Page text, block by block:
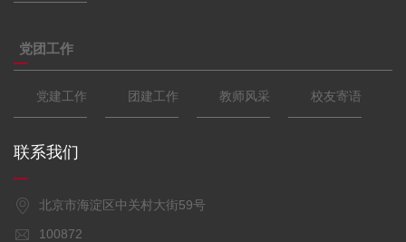
党团工作
党建工作 团建工作 教师风采 校友寄语
联系我们
北京市海淀区中关村大街59号
100872